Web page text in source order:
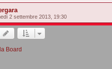
2 settembre 2013, 19:30
Board